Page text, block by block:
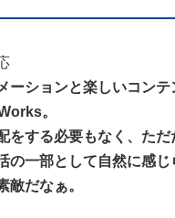
ーションと楽しいコンテ
。
をする必要もなく、た
の一部として自然に感じ
敵だなぁ。